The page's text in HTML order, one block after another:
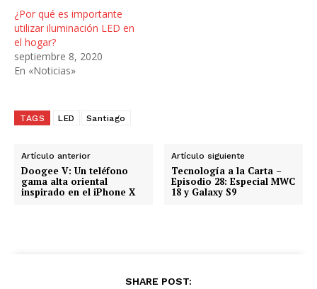
.
.
.
¿Por qué es importante
utilizar iluminación LED en
el hogar?
septiembre 8, 2020
En «Noticias»
TAGS LED Santiago
Artículo anterior
Doogee V: Un teléfono
gama alta oriental
inspirado en el iPhone X
Artículo siguiente
Tecnología a la Carta –
Episodio 28: Especial MWC
18 y Galaxy S9
SHARE POST: